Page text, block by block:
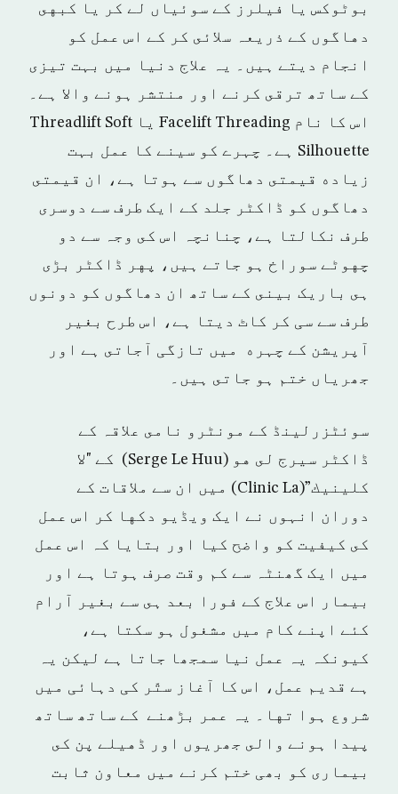
بوٹوکس يا فيلرز كے سوئياں لے كر يا كبهى
دهاگوں كے ذريعہ سلائى كر كے اس عمل كو
انجام ديتے ہيں۔ يہ علاج دنيا ميں بہت تیزی
كے ساتھ ترقى کرنے اور منتشر ہونے والا ہے۔
اس كا نام Facelift Threading يا Threadlift Soft
Silhouette ہے۔ چہرے كو سينے كا عمل بہت
زياده قيمتى دھاگوں سے ہوتا ہے، ان قيمتى
دھاگوں كو ڈاكٹر جلد كے ایک طرف سے دوسرى
طرف نكالتا ہے، چنانچہ اس كى وجہ سے دو
چهوٹے سوراخ ہو جاتے ہيں، پهر ڈاكٹر بڑى
ہى باریک بينى كے ساتھ ان دھاگوں كو دونوں
طرف سے سی كر كاٹ ديتا ہے، اس طرح بغير
آپريشن كے چہره ميں تازگی آجاتى ہے اور
جھرياں ختم ہو جاتى ہيں۔
سوئٹزرلینڈ كے مونٹرو نامى علاقہ كے
ڈاكٹر سيرج لى هو (Serge Le Huu) كے "لا
كلينيك”(Clinic La) ميں ان سے ملاقات كے
دوران انہوں نے ايک ويڈيو دكها كر اس عمل
كى كيفيت كو واضح كيا اور بتايا كہ اس عمل
ميں ایک گھنٹہ سے كم وقت صرف ہوتا ہے اور
بيمار اس علاج كے فورا بعد ہى سے بغير آرام
كئے اپنے كام ميں مشغول ہو سكتا ہے،
كيونكہ يہ عمل نيا سمجھا جاتا ہے ليكن يہ
ہے قديم عمل، اس كا آغاز ستّر کی دہائی ميں
شروع ہوا تها۔ یہ عمر بڑھنے کے ساتھ ساتھ
پیدا ہونے والى جھریوں اور ڈهيلے پن كى
بيمارى كو بھی ختم كرنے ميں معاون ثابت